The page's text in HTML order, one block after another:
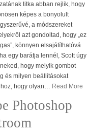
titka abban rejlik, hogy
képes a bonyolult
a módszereket
azt gondoltad, hogy „ez
könnyen elsajátíthatóvá
egy barátja lennél, Scott úgy
hogy melyik gombot
és milyen beállításokat
hogy olyan… Read More
Photoshop